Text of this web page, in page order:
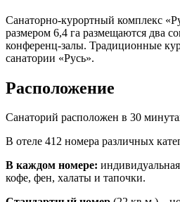
Санаторно-курортный комплекс
размером 6,4 га размещаются два
конференц-залы. Традиционные
санатории «Русь».
Расположение
Санаторий расположен в 30
В отеле 412 номера различных
В каждом номере:
кофе, фен, халаты и тапочки.